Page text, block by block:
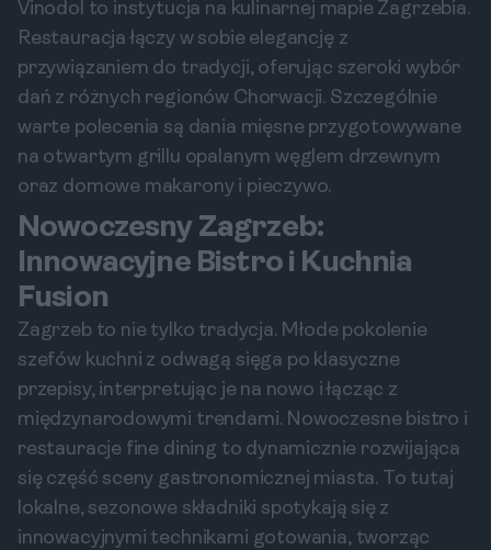
Vinodol to instytucja na kulinarnej mapie Zagrzebia.
Restauracja łączy w sobie elegancję z
przywiązaniem do tradycji, oferując szeroki wybór
dań z różnych regionów Chorwacji. Szczególnie
warte polecenia są dania mięsne przygotowywane
na otwartym grillu opalanym węglem drzewnym
oraz domowe makarony i pieczywo.
Nowoczesny Zagrzeb:
Innowacyjne Bistro i Kuchnia
Fusion
Zagrzeb to nie tylko tradycja. Młode pokolenie
szefów kuchni z odwagą sięga po klasyczne
przepisy, interpretując je na nowo i łącząc z
międzynarodowymi trendami. Nowoczesne bistro i
restauracje fine dining to dynamicznie rozwijająca
się część sceny gastronomicznej miasta. To tutaj
lokalne, sezonowe składniki spotykają się z
innowacyjnymi technikami gotowania, tworząc